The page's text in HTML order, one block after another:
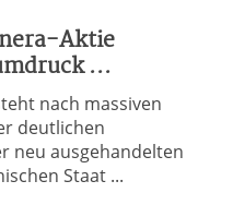
Aktie
...
nach massiven
deutlichen
neu ausgehandelten
Staat ...